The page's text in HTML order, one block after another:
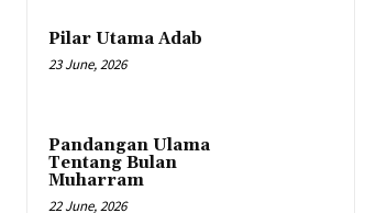
Pilar Utama Adab
23 June, 2026
Pandangan Ulama
Tentang Bulan
Muharram
22 June, 2026